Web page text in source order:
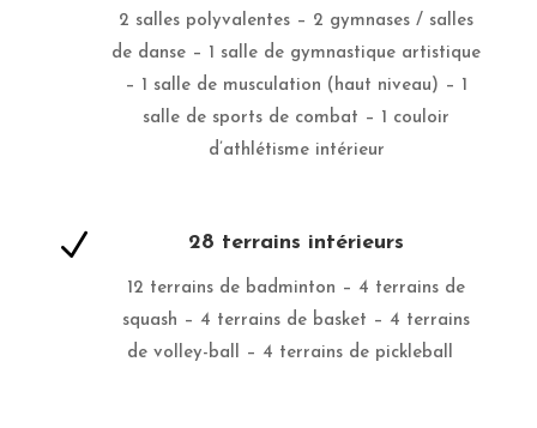
2 salles polyvalentes – 2 gymnases / salles
de danse – 1 salle de gymnastique artistique
– 1 salle de musculation (haut niveau) – 1
salle de sports de combat – 1 couloir
d’athlétisme intérieur
N 28 terrains intérieurs
12 terrains de badminton – 4 terrains de
squash – 4 terrains de basket – 4 terrains
de volley-ball – 4 terrains de pickleball